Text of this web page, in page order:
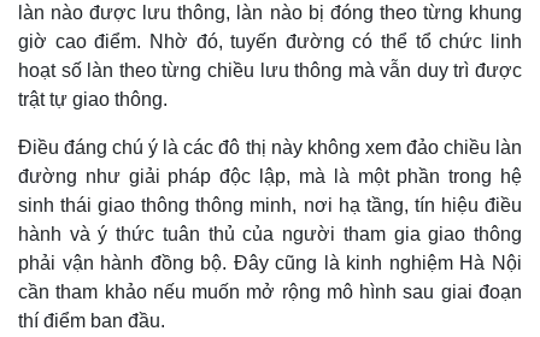
làn nào được lưu thông, làn nào bị đóng theo từng khung
giờ cao điểm. Nhờ đó, tuyến đường có thể tổ chức linh
hoạt số làn theo từng chiều lưu thông mà vẫn duy trì được
trật tự giao thông.
Điều đáng chú ý là các đô thị này không xem đảo chiều làn
đường như giải pháp độc lập, mà là một phần trong hệ
sinh thái giao thông thông minh, nơi hạ tầng, tín hiệu điều
hành và ý thức tuân thủ của người tham gia giao thông
phải vận hành đồng bộ. Đây cũng là kinh nghiệm Hà Nội
cần tham khảo nếu muốn mở rộng mô hình sau giai đoạn
thí điểm ban đầu.